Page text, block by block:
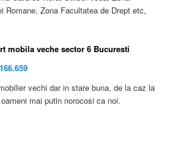
Romane, Zona Facultatea de Drept etc,
mobila veche sector 6 Bucuresti
vechi dar in stare buna, de la caz la
mai putin norocosi ca noi.